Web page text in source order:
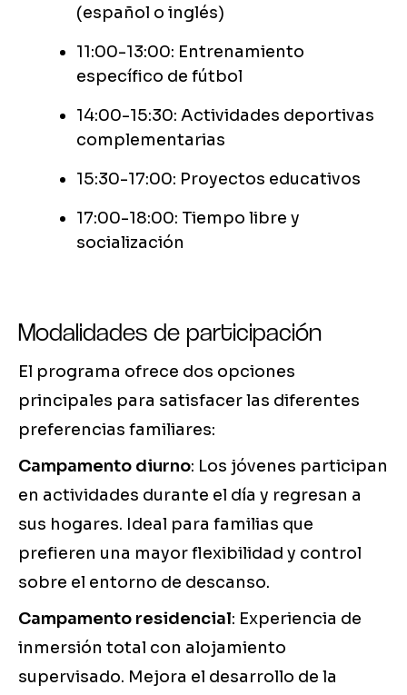
(español o inglés)
11:00-13:00: Entrenamiento
específico de fútbol
14:00-15:30: Actividades deportivas
complementarias
15:30-17:00: Proyectos educativos
17:00-18:00: Tiempo libre y
socialización
Modalidades de participación
El programa ofrece dos opciones
principales para satisfacer las diferentes
preferencias familiares:
Campamento diurno: Los jóvenes participan
en actividades durante el día y regresan a
sus hogares. Ideal para familias que
prefieren una mayor flexibilidad y control
sobre el entorno de descanso.
Campamento residencial: Experiencia de
inmersión total con alojamiento
supervisado. Mejora el desarrollo de la